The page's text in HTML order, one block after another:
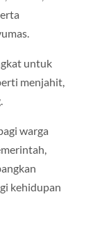
untuk
menjahit,
warga
kehidupan